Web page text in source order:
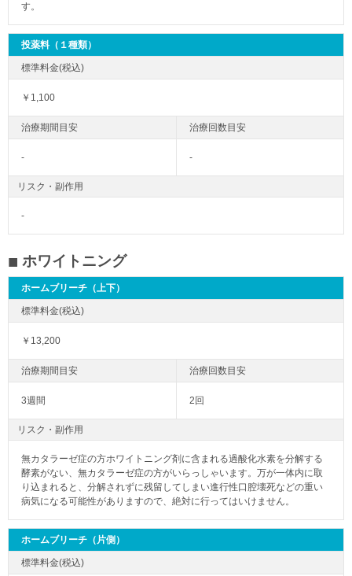
す。
投薬料（１種類）
￥1,100
- -
リスク・副作用
-
ホワイトニング
ホームブリーチ（上下）
￥13,200
3週間 2回
リスク・副作用
無カタラーゼ症の方ホワイトニング剤に含まれる過酸化水素を分解する
酵素がない、無カタラーゼ症の方がいらっしゃいます。万が一体内に取
り込まれると、分解されずに残留してしまい進行性口腔壊死などの重い
病気になる可能性がありますので、絶対に行ってはいけません。
ホームブリーチ（片側）